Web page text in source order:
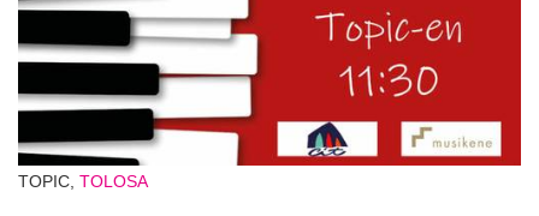
TOPIC, TOLOSA